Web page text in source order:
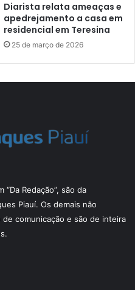
Diarista relata ameaças e
apedrejamento a casa em
residencial em Teresina
25 de março de 2026
Redação”, são da
Piauí. Os demais não
comunicação e são de inteira